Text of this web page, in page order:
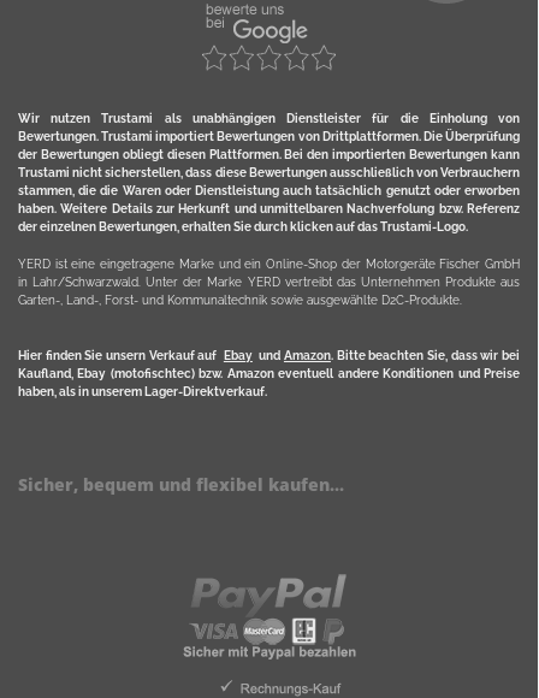
Wir nutzen Trustami als unabhängigen Dienstleister für die Einholung von
Bewertungen. Trustami importiert Bewertungen von Drittplattformen. Die Überprüfung
der Bewertungen obliegt diesen Plattformen. Bei den importierten Bewertungen kann
Trustami nicht sicherstellen, dass diese Bewertungen ausschließlich von Verbrauchern
stammen, die die Waren oder Dienstleistung auch tatsächlich genutzt oder erworben
haben. Weitere Details zur Herkunft und unmittelbaren Nachverfolung bzw. Referenz
der einzelnen Bewertungen, erhalten Sie durch klicken auf das Trustami-Logo.
YERD ist eine eingetragene Marke und ein Online-Shop der Motorgeräte Fischer GmbH
in Lahr/Schwarzwald. Unter der Marke YERD vertreibt das Unternehmen Produkte aus
Garten-, Land-, Forst- und Kommunaltechnik sowie ausgewählte D2C-Produkte.
Hier finden Sie unsern Verkauf auf Ebayund Amazon. Bitte beachten Sie, dass wir bei
Kaufland, Ebay (motofischtec) bzw. Amazon eventuell andere Konditionen und Preise
haben, als in unserem Lager-Direktverkauf.
Sicher, bequem und flexibel kaufen...